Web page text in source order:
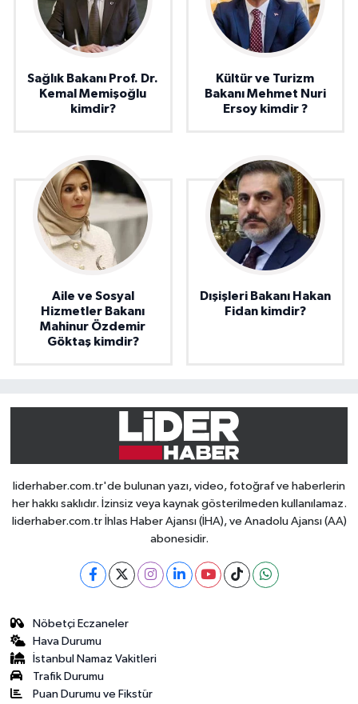
Sağlık Bakanı Prof. Dr.
Kemal Memişoğlu
kimdir?
Kültür ve Turizm
Bakanı Mehmet Nuri
Ersoy kimdir ?
Aile ve Sosyal
Hizmetler Bakanı
Mahinur Özdemir
Göktaş kimdir?
Dışişleri Bakanı Hakan
Fidan kimdir?
liderhaber.com.tr'de bulunan yazı, video, fotoğraf ve haberlerin
her hakkı saklıdır. İzinsiz veya kaynak gösterilmeden kullanılamaz.
liderhaber.com.tr İhlas Haber Ajansı (İHA), ve Anadolu Ajansı (AA)
abonesidir.
Nöbetçi Eczaneler
Hava Durumu
İstanbul Namaz Vakitleri
Trafik Durumu
Puan Durumu ve Fikstür